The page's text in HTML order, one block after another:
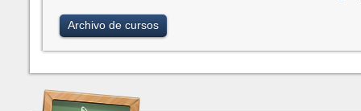
Archivo de cursos